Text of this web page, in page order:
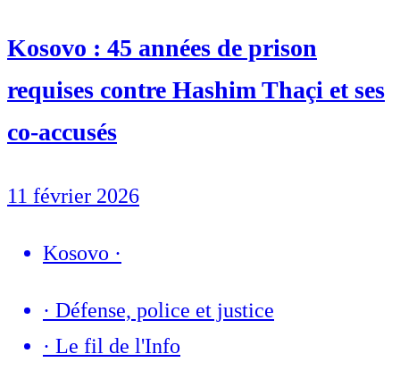
Kosovo : 45 années de prison
requises contre Hashim Thaçi et ses
co-accusés
11 février 2026
Kosovo ·
· Défense, police et justice
· Le fil de l'Info